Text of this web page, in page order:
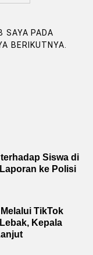
SAYA PADA
BERIKUTNYA.
Siswa di
ke Polisi
TikTok
Kepala